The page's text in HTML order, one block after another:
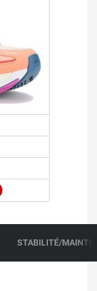
STABILITÉ/